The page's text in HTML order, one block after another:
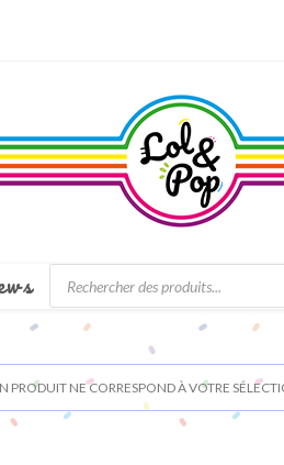
de
produits
PRODUIT NE CORRESPOND À VOTRE